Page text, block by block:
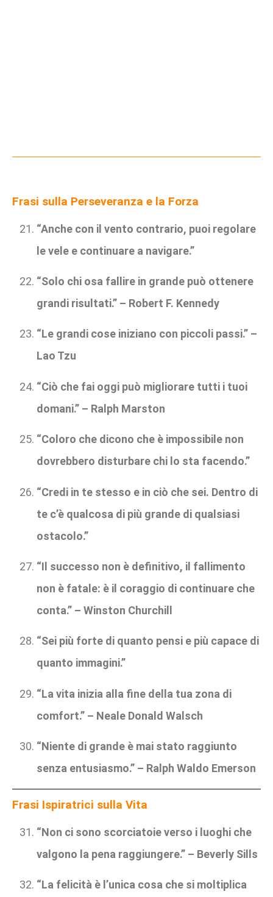
Frasi sulla Perseveranza e la Forza
“Anche con il vento contrario, puoi regolare
le vele e continuare a navigare.”
“Solo chi osa fallire in grande può ottenere
grandi risultati.” – Robert F. Kennedy
“Le grandi cose iniziano con piccoli passi.” –
Lao Tzu
“Ciò che fai oggi può migliorare tutti i tuoi
domani.” – Ralph Marston
“Coloro che dicono che è impossibile non
dovrebbero disturbare chi lo sta facendo.”
“Credi in te stesso e in ciò che sei. Dentro di
te c’è qualcosa di più grande di qualsiasi
ostacolo.”
“Il successo non è definitivo, il fallimento
non è fatale: è il coraggio di continuare che
conta.” – Winston Churchill
“Sei più forte di quanto pensi e più capace di
quanto immagini.”
“La vita inizia alla fine della tua zona di
comfort.” – Neale Donald Walsch
“Niente di grande è mai stato raggiunto
senza entusiasmo.” – Ralph Waldo Emerson
Frasi Ispiratrici sulla Vita
“Non ci sono scorciatoie verso i luoghi che
valgono la pena raggiungere.” – Beverly Sills
“La felicità è l’unica cosa che si moltiplica